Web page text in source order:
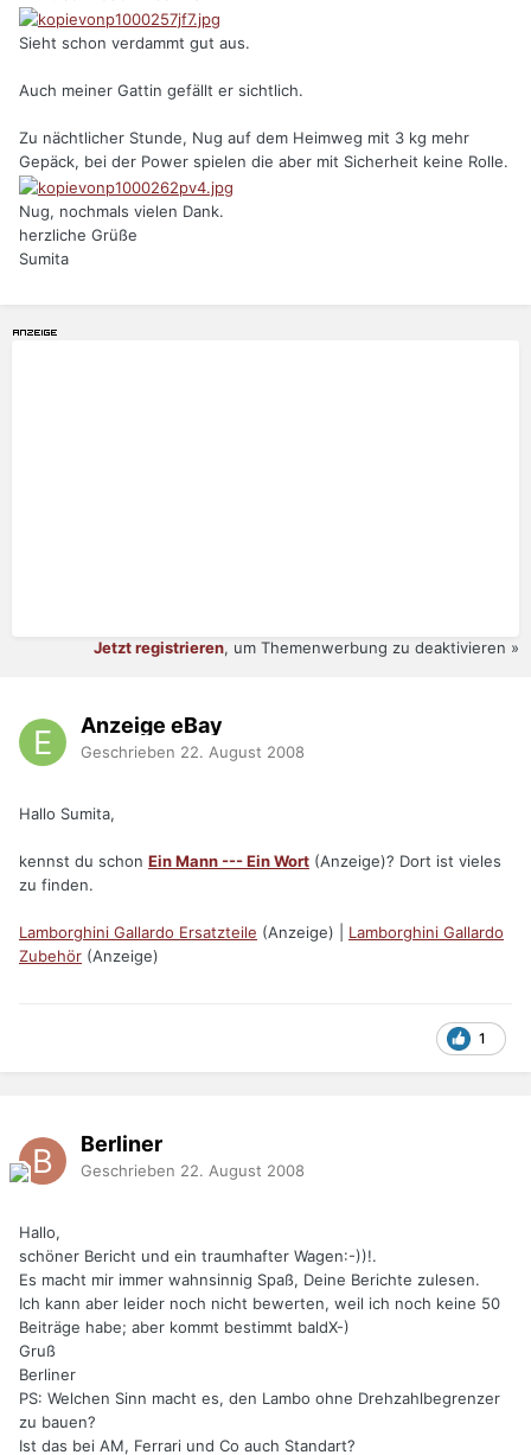
Sieht schon verdammt gut aus.
Auch meiner Gattin gefällt er sichtlich.
Zu nächtlicher Stunde, Nug auf dem Heimweg mit 3 kg mehr
Gepäck, bei der Power spielen die aber mit Sicherheit keine Rolle.
Nug, nochmals vielen Dank.
herzliche Grüße
Sumita
Jetzt registrieren, um Themenwerbung zu deaktivieren »
Anzeige eBay
Geschrieben 22. August 2008
Hallo Sumita,
kennst du schon Ein Mann --- Ein Wort (Anzeige)? Dort ist vieles
zu finden.
Lamborghini Gallardo Ersatzteile (Anzeige) | Lamborghini Gallardo
Zubehör (Anzeige)
1
Berliner
Geschrieben 22. August 2008
Hallo,
schöner Bericht und ein traumhafter Wagen:-))!.
Es macht mir immer wahnsinnig Spaß, Deine Berichte zulesen.
Ich kann aber leider noch nicht bewerten, weil ich noch keine 50
Beiträge habe; aber kommt bestimmt baldX-)
Gruß
Berliner
PS: Welchen Sinn macht es, den Lambo ohne Drehzahlbegrenzer
zu bauen?
Ist das bei AM, Ferrari und Co auch Standart?